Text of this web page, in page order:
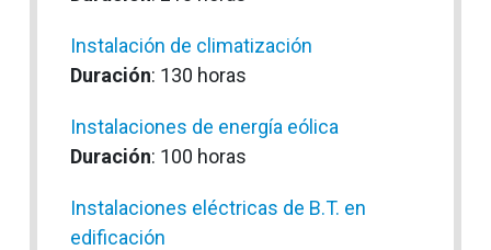
Instalación de climatización
Duración: 130 horas
Instalaciones de energía eólica
Duración: 100 horas
Instalaciones eléctricas de B.T. en
edificación